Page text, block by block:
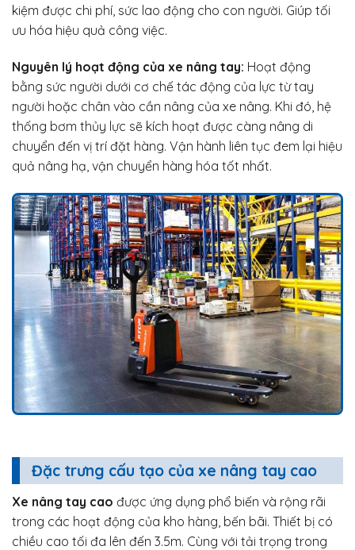
kiệm được chi phí, sức lao động cho con người. Giúp tối
ưu hóa hiệu quả công việc.
Nguyên lý hoạt động của xe nâng tay: Hoạt động
bằng sức người dưới cơ chế tác động của lực từ tay
người hoặc chân vào cần nâng của xe nâng. Khi đó, hệ
thống bơm thủy lực sẽ kích hoạt được càng nâng di
chuyển đến vị trí đặt hàng. Vận hành liên tục đem lại hiệu
quả nâng hạ, vận chuyển hàng hóa tốt nhất.
Đặc trưng cấu tạo của xe nâng tay cao
Xe nâng tay cao được ứng dụng phổ biến và rộng rãi
trong các hoạt động của kho hàng, bến bãi. Thiết bị có
chiều cao tối đa lên đến 3.5m. Cùng với tải trọng trong